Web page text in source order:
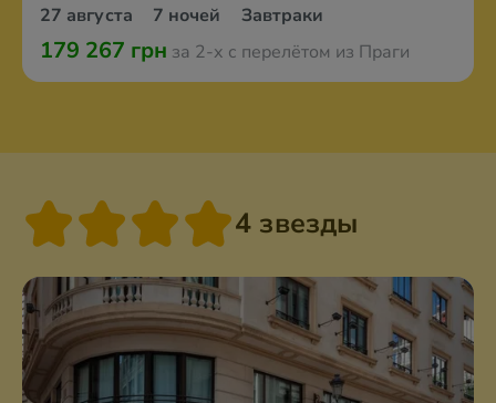
27 августа 7 ночей Завтраки
179 267 грн за 2-х с перелётом из Праги
4 звезды